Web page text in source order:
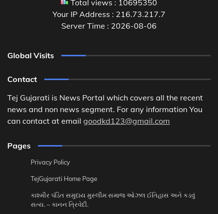
Total views : 10695350
Your IP Address : 216.73.217.7
Server Time : 2026-08-06
Global Visits
Contact
Tej Gujarati is News Portal which covers all the recent
news and non news segment. For any information You
can contact at email goodkd123@gmail.com
Pages
Privacy Policy
TejGujarati Home Page
કાશ્મીર પંડિત સમુદાય મુસ્લીમ સમાજ ઓઝલ ઈતિહાસ અને કડવું
સત્ય. – કાનન ત્રિવેદી.